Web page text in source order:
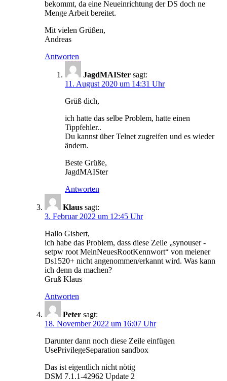
bekommt, da eine Neueinrichtung der DS doch ne
Menge Arbeit bereitet.
Mit vielen Grüßen,
Andreas
Antworten
JagdMAISter sagt:
11. August 2020 um 14:31 Uhr
Grüß dich,
ich hatte das selbe Problem, hatte einen
Tippfehler..
Du kannst über Telnet zugreifen und es wieder
ändern.
Beste Grüße,
JagdMAISter
Antworten
Klaus sagt:
3. Februar 2022 um 12:45 Uhr
Hallo Gisbert,
ich habe das Problem, dass diese Zeile „synouser -
setpw root MeinNeuesRootKennwort“ von meiener
Ds1520+ nicht angenommen/erkannt wird. Was kann
ich denn da machen?
Gruß Klaus
Antworten
Peter sagt:
18. November 2022 um 16:07 Uhr
Darunter dann noch diese Zeile einfügen
UsePrivilegeSeparation sandbox
Das ist eigentlich nicht nötig
DSM 7.1.1-42962 Update 2